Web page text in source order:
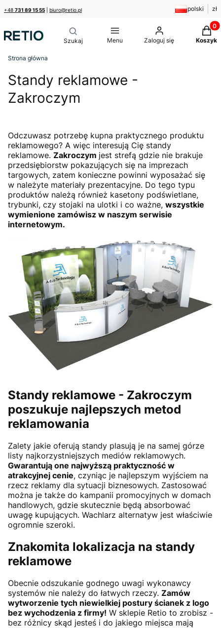
+48 731 89 15 55 biuro@retio.pl polski zł
Menu Zaloguj się Koszyk
Strona główna
Standy reklamowe -
Zakroczym
Odczuwasz potrzebę kupna praktycznego produktu
reklamowego? A więc interesują Cię standy
reklamowe. Zakroczym jest strefą gdzie nie brakuje
przedsiębiorstw pokazujących się na imprezach
targowych, zatem konieczne powinni wyposażać się
w należyte materiały prezentacyjne. Do tego typu
produktów należą również kasetony podświetlane,
trybunki, czy stojaki na ulotki i co ważne, wszystkie
wymienione zamówisz w naszym serwisie
internetowym.
Standy reklamowe - Zakroczym
poszukuje najlepszych metod
reklamowania
Zalety jakie oferują standy plasują je na samej górze
listy najkorzystniejszych mediów reklamowych.
Gwarantują one najwyższą praktyczność w
atrakcyjnej cenie, czyniąc je najlepszym wyjściem na
rzecz reklamy dla sytuacji biznesowych. Zastosować
można je także do kampanii promocyjnych w domach
handlowych, gdzie skutecznie będą absorbować
uwagę kupujących. Wachlarz alternatyw jest właściwie
ogromnie szeroki.
Znakomita lokalizacja na standy
reklamowe
Obecnie odszukanie godnego uwagi wykonawcy
systemów nie należy do łatwych rzeczy. Zamów
wytworzenie tych niewielkiej postury ścianek z logo
bez wychodzenia z firmy! W sklepie Retio to zrobisz -
bez różnicy skąd jesteś i do jakiego miejsca mają